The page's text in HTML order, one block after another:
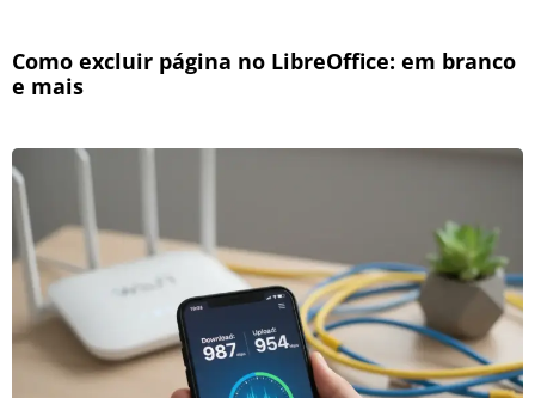
Como excluir página no LibreOffice: em branco
e mais